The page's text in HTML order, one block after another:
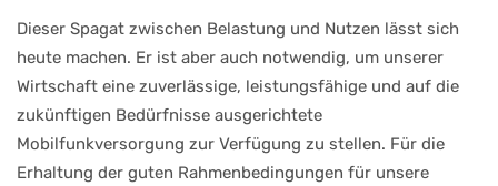
Dieser Spagat zwischen Belastung und Nutzen lässt sich
heute machen. Er ist aber auch notwendig, um unserer
Wirtschaft eine zuverlässige, leistungsfähige und auf die
zukünftigen Bedürfnisse ausgerichtete
Mobilfunkversorgung zur Verfügung zu stellen. Für die
Erhaltung der guten Rahmenbedingungen für unsere